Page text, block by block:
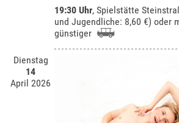
19:30 Uhr, Spielstätte
und Jugendliche: 8,60 €) oder
günstiger
Dienstag
14
April 2026